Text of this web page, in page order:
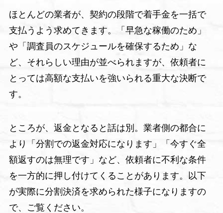
ほとんどの業者が、契約の段階で着手金を一括で
支払うよう求めてきます。「早急な稼働のため」
や「調査員のスケジュールを確保するため」な
ど、それらしい理由が並べられますが、依頼者に
とっては高額な支払いを強いられる重大な決断で
す。
ところが、返金となると話は別。業者側の都合に
より「分割での返金対応になります」「今すぐ全
額返すのは無理です」など、依頼者に不利な条件
を一方的に押し付けてくることがあります。以下
が実際に分割決済を求められた様子になりますの
で、ご覧ください。